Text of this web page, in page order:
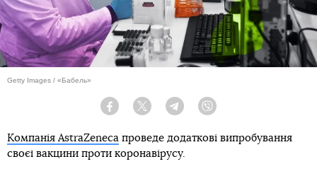
Getty Images / «Бабель»
Facebook Twitter Telegram
Компанія AstraZeneca проведе додаткові випробування
своєї вакцини проти коронавірусу.